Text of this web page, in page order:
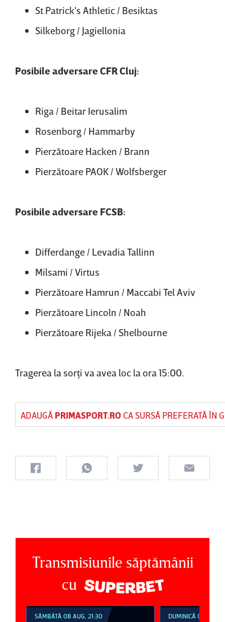
St Patrick's Athletic / Besiktas
Silkeborg / Jagiellonia
Posibile adversare CFR Cluj:
Riga / Beitar Ierusalim
Rosenborg / Hammarby
Pierzătoare Hacken / Brann
Pierzătoare PAOK / Wolfsberger
Posibile adversare FCSB:
Differdange / Levadia Tallinn
Milsami / Virtus
Pierzătoare Hamrun / Maccabi Tel Aviv
Pierzătoare Lincoln / Noah
Pierzătoare Rijeka / Shelbourne
Tragerea la sorţi va avea loc la ora 15:00.
ADAUGĂ PRIMASPORT.ROCA SURSĂ PREFERATĂ ÎN
Transmisiunile săptămânii
cu
DUMINICĂ 09 AUG, 18:30 DUMINICĂ 09 AUG,